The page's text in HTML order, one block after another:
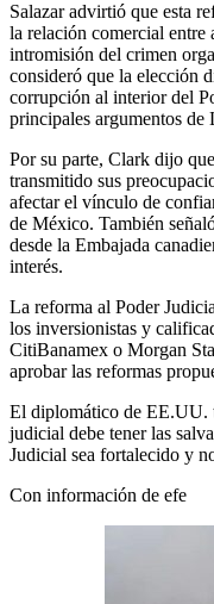
Salazar advirtió que esta
la relación comercial entre
intromisión del crimen
consideró que la elección
corrupción al interior del
principales argumentos
Por su parte, Clark dijo
transmitido sus
afectar el vínculo de
de México. También
desde la Embajada
interés.
La reforma al Poder
los inversionistas y
CitiBanamex o Morgan
aprobar las reformas
El diplomático de EE.UU.
judicial debe tener las
Judicial sea fortalecido y
Con información de efe